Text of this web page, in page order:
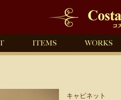
キャビネット